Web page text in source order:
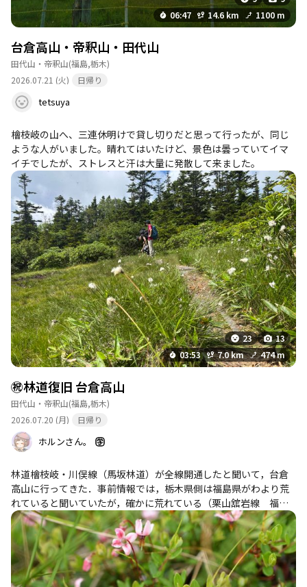
06:47
14.6 km 1100 m
台倉高山・帝釈山・田代山
田代山・帝釈山(福島,栃木)
2026.07.21 (火)
日帰り
tetsuya
檜枝岐の山へ、三連休明けで貸し切りだと思って行ったが、同じ
ような人がいました。晴れてはいたけど、景色は曇っていてイマ
イチでしたが、ストレスと汗は大量に発散して来ました。
23
13
03:53
7.0 km 474 m
㊗️林道復旧 台倉高山
田代山・帝釈山(福島,栃木)
2026.07.20 (月)
日帰り
ホルンさん。
林道檜枝岐・川俣線（馬坂林道）が全線開通したと聞いて，台倉
高山に行ってきた．事前情報では，栃木県側は福島県がわより荒
れていると聞いていたが，確かに荒れている（栗山舘岩線 福島
県側比）．友達が車を出してくれるといったから，アクアで行っ
た．底を擦った．クルマを大切にする人は福島側から行った方が
いいかも（栃木県側も通れないわけではないが，落石撤去などの
作業は必要）． 山自体は，稜線なのに水捌けが悪い山という印象
で，靴はぐちょぐちょになる，替えの靴とビニール袋は必須．あ